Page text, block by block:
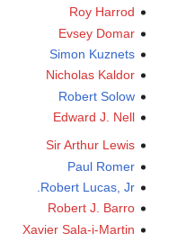
Roy Harrod
Evsey Domar
Simon Kuznets
Nicholas Kaldor
Robert Solow
Edward J. Nell
Sir Arthur Lewis
Paul Romer
Robert Lucas, Jr.
Robert J. Barro
Xavier Sala-i-Martin